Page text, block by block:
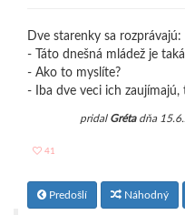
Dve starenky sa rozprávajú:
- Táto dnešná mládež je
- Ako to myslíte?
- Iba dve veci ich zaujímajú,
pridal Grétadňa
41
Predošlí Náhodný